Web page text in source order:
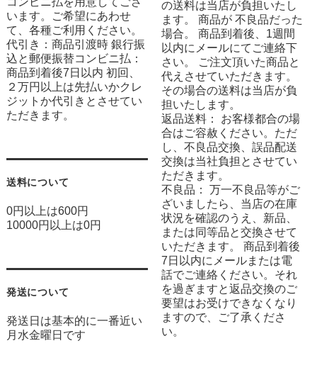
います。ご希望にあわせ
て、各種ご利用ください。
代引き：商品引渡時 銀行振
込と郵便振替コンビニ払：
商品到着後7日以内 初回、
２万円以上は先払いかクレ
ジットか代引きとさせてい
ただきます。
送料について
0円以上は600円
10000円以上は0円
発送について
発送日は基本的に一番近い
月水金曜日です
の送料は当店が負担いたし
ます。 商品が 不良品だった
場合。 商品到着後、1週間
以内にメールにてご連絡下
さい。 ご注文頂いた商品と
代えさせていただきます。
その場合の送料は当店が負
担いたします。
返品送料： お客様都合の場
合はご容赦ください。ただ
し、不良品交換、誤品配送
交換は当社負担とさせてい
ただきます。
不良品： 万一不良品等がご
ざいましたら、当店の在庫
状況を確認のうえ、新品、
または同等品と交換させて
いただきます。 商品到着後
7日以内にメールまたは電
話でご連絡ください。それ
を過ぎますと返品交換のご
要望はお受けできなくなり
ますので、ご了承くださ
い。